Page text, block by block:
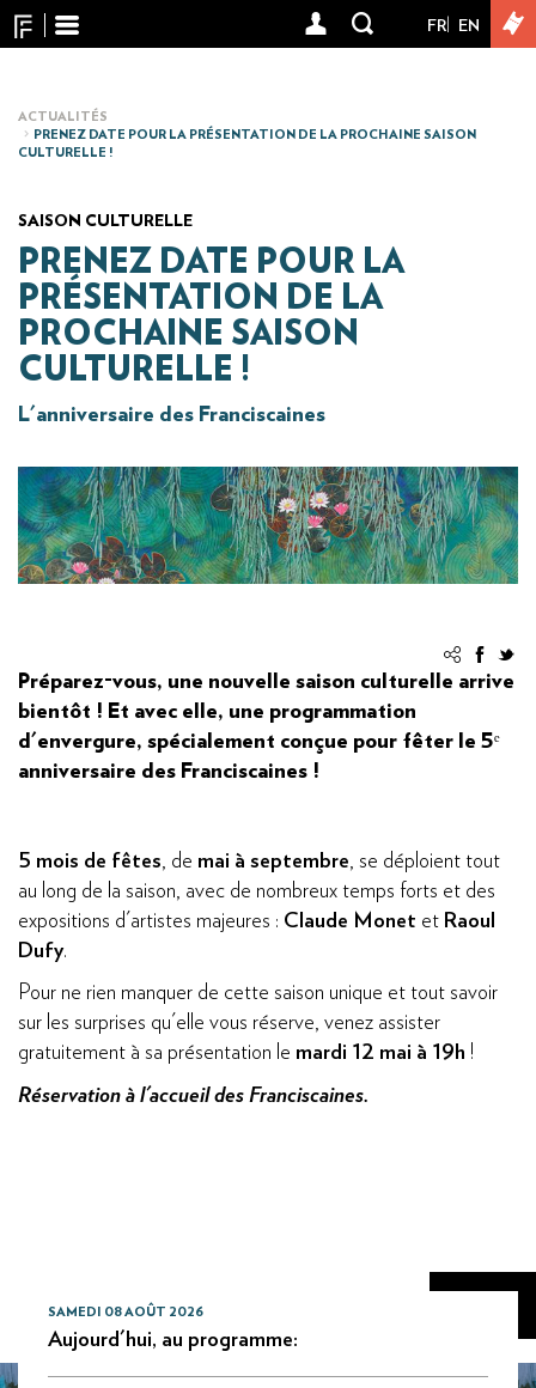
Panneau de gestion des cookies
Aller
au
User
FR EN
ACTUALITÉS
PRENEZ DATE POUR LA PRÉSENTATION DE LA PROCHAINE SAISON
CULTURELLE !
SAISON CULTURELLE
PRENEZ DATE POUR LA
PRÉSENTATION DE LA
PROCHAINE SAISON
CULTURELLE !
L'anniversaire des Franciscaines
Préparez-vous, une nouvelle saison culturelle arrive
bientôt ! Et avec elle, une programmation
d'envergure, spécialement conçue pour fêter le 5ᵉ
anniversaire des Franciscaines !
5 mois de fêtes , de mai à septembre , se déploient tout
au long de la saison, avec de nombreux temps forts et des
expositions d'artistes majeures : Claude Monet et Raoul
Dufy.
Pour ne rien manquer de cette saison unique et tout savoir
sur les surprises qu'elle vous réserve, venez assister
gratuitement à sa présentation le mardi 12 mai à 19h !
Réservation à l'accueil des Franciscaines.
SAMEDI 08 AOÛT 2026
Aujourd'hui, au programme: